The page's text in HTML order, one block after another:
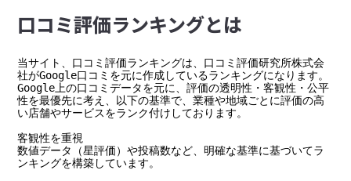
⼝コミ評価ランキングとは
当サイト、口コミ評価ランキングは、口コミ評価研究所株式会
社がGoogle口コミを元に作成しているランキングになります。
Google上の口コミデータを元に、評価の透明性・客観性・公平
性を最優先に考え、以下の基準で、業種や地域ごとに評価の高
い店舗やサービスをランク付けしております。
客観性を重視
数値データ（星評価）や投稿数など、明確な基準に基づいてラ
ンキングを構築しています。